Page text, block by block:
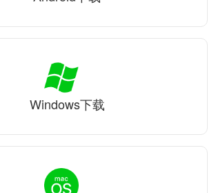
Windows下载